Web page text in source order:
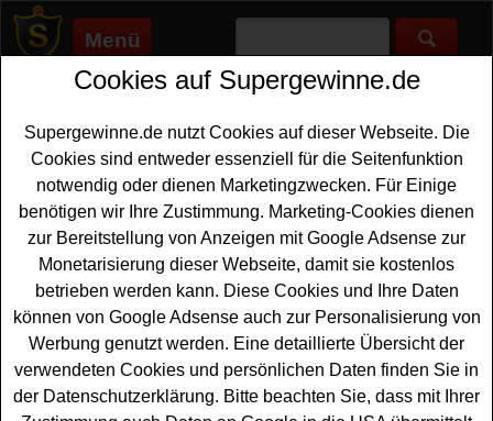
Menü
Supergewinne.de>Gewinnspiele>Bargeld Gewinnspiele>
Anzeige:
Aurednik Gewinnspiel -
Kreuzworträtsel lösen und
Gutschein gewinnen
Ein kostenloses Aurednik Gewinnspiel zu 50 Jahren
Jubiläum für alle Gewinner, die gern einen tollen
Gutschein gewinnenmöchten. Aurednik verlost
Cookies auf Supergewinne.de
Supergewinne.de nutzt Cookies auf dieser Webseite. Die
Cookies sind entweder essenziell für die Seitenfunktion
notwendig oder dienen Marketingzwecken. Für Einige
benötigen wir Ihre Zustimmung. Marketing-Cookies dienen
zur Bereitstellung von Anzeigen mit Google Adsense zur
Monetarisierung dieser Webseite, damit sie kostenlos
betrieben werden kann. Diese Cookies und Ihre Daten
können von Google Adsense auch zur Personalisierung von
Werbung genutzt werden. Eine detaillierte Übersicht der
verwendeten Cookies und persönlichen Daten finden Sie in
der Datenschutzerklärung. Bitte beachten Sie, dass mit Ihrer